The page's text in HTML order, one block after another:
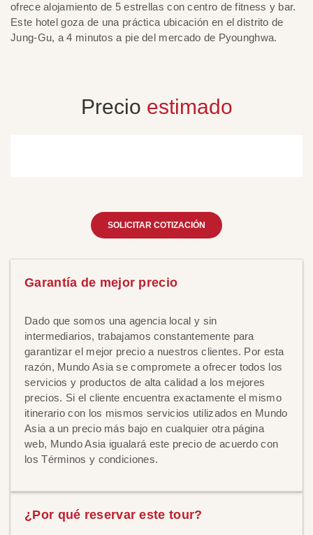
ofrece alojamiento de 5 estrellas con centro de fitness y bar.
Este hotel goza de una práctica ubicación en el distrito de
Jung-Gu, a 4 minutos a pie del mercado de Pyounghwa.
Precio estimado
SOLICITAR COTIZACIÓN
Garantía de mejor precio
Dado que somos una agencia local y sin
intermediarios, trabajamos constantemente para
garantizar el mejor precio a nuestros clientes. Por esta
razón, Mundo Asia se compromete a ofrecer todos los
servicios y productos de alta calidad a los mejores
precios. Si el cliente encuentra exactamente el mismo
itinerario con los mismos servicios utilizados en Mundo
Asia a un precio más bajo en cualquier otra página
web, Mundo Asia igualará este precio de acuerdo con
los Términos y condiciones.
¿Por qué reservar este tour?